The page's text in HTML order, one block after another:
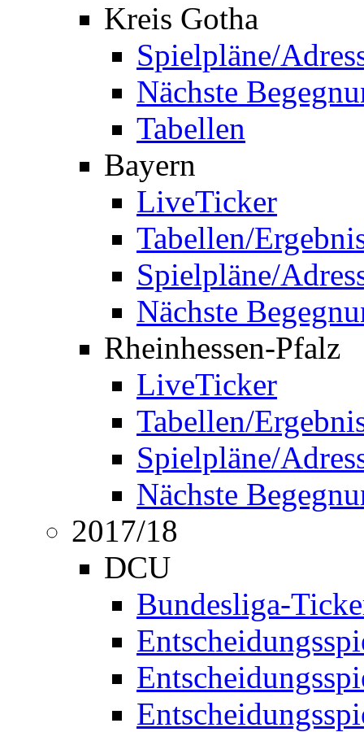
Kreis Gotha
Spielpläne/
Nächste
Tabellen
Bayern
LiveTicker
Tabellen/
Spielpläne/
Nächste
Rheinhessen-Pfalz
LiveTicker
Tabellen/
Spielpläne/
Nächste
2017/18
DCU
Bundesliga-